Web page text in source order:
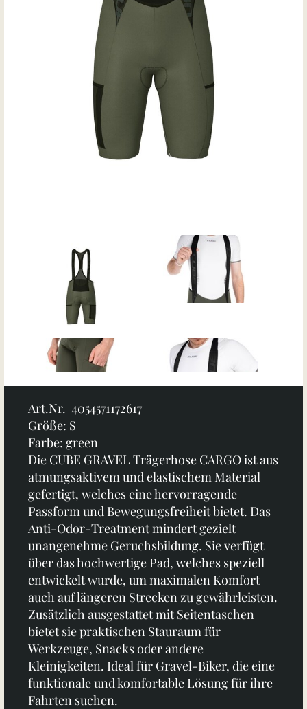
Art.Nr. 4054571172617
Größe: S
Farbe: green
Die CUBE GRAVEL Trägerhose CARGO ist aus
atmungsaktivem und elastischem Material
gefertigt, welches eine hervorragende
Passform und Bewegungsfreiheit bietet. Das
Anti-Odor-Treatment mindert gezielt
unangenehme Geruchsbildung. Sie verfügt
über das hochwertige Pad, welches speziell
entwickelt wurde, um maximalen Komfort
auch auf längeren Strecken zu gewährleisten.
Zusätzlich ausgestattet mit Seitentaschen
bietet sie praktischen Stauraum für
Werkzeuge, Snacks oder andere
Kleinigkeiten. Ideal für Gravel-Biker, die eine
funktionale und komfortable Lösung für ihre
Fahrten suchen.